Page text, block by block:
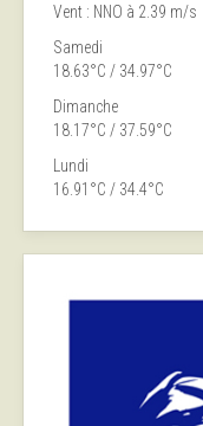
Vent : NNO à 2.39 m/s
Samedi
18.63°C / 34.97°C
Dimanche
18.17°C / 37.59°C
Lundi
16.91°C / 34.4°C